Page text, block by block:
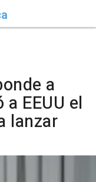
a
EEUU el
lanzar